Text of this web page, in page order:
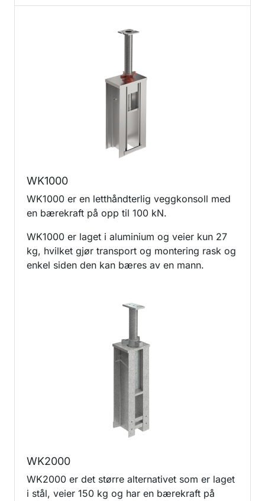
WK1000
WK1000 er en letthåndterlig veggkonsoll med
en bærekraft på opp til 100 kN.
WK1000 er laget i aluminium og veier kun 27
kg, hvilket gjør transport og montering rask og
enkel siden den kan bæres av en mann.
WK2000
WK2000 er det større alternativet som er laget
i stål, veier 150 kg og har en bærekraft på